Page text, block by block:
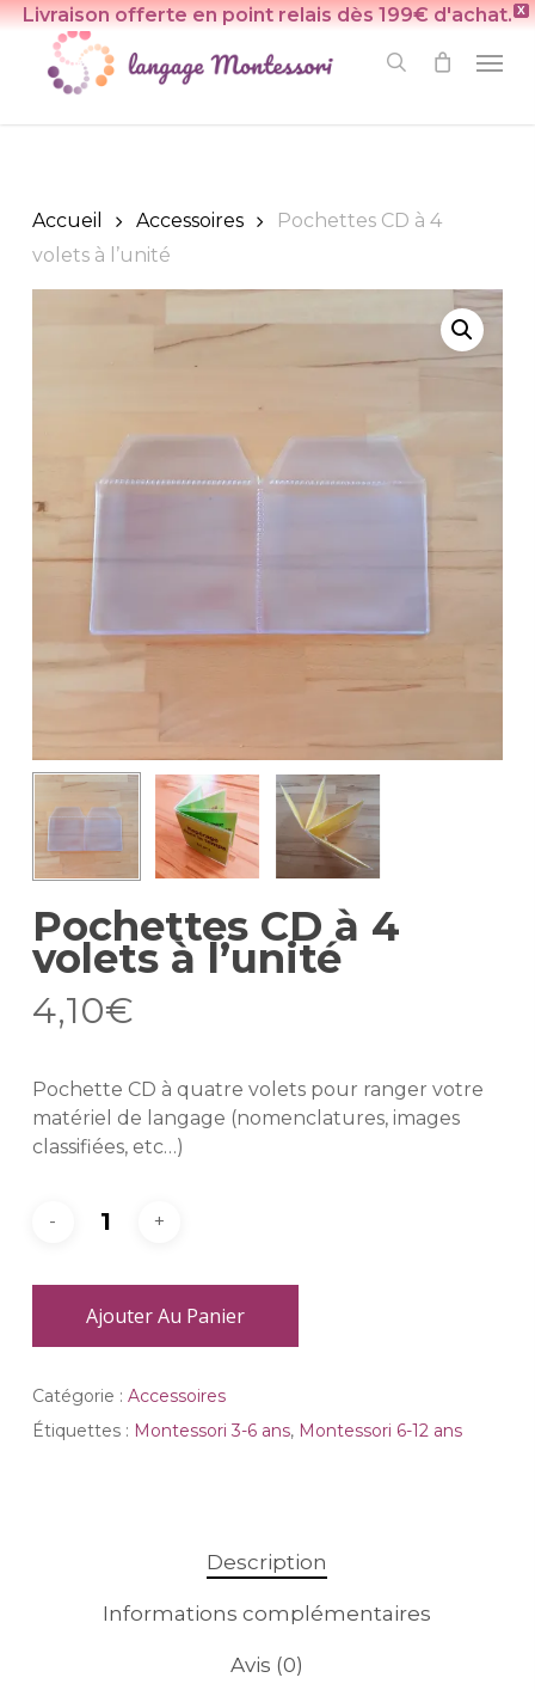
X
Livraison offerte en point relais dès 199€ d'achat.
Skip
content
search
Accueil Accessoires
Pochettes CD à 4
volets à l’unité
Pochettes CD à 4
volets à l’unité
4,10€
Pochette CD à quatre volets pour ranger votre
matériel de langage (nomenclatures, images
classifiées, etc…)
Ajouter Au Panier
Catégorie : Accessoires
Étiquettes : Montessori 3-6 ans, Montessori 6-12 ans
Description
Informations complémentaires
Avis (0)